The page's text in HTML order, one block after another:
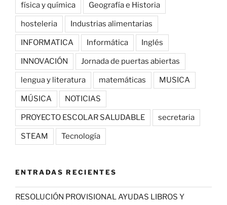
física y química Geografía e Historia
hosteleria Industrias alimentarias
INFORMATICA Informática Inglés
INNOVACIÓN Jornada de puertas abiertas
lengua y literatura matemáticas MUSICA
MÚSICA NOTICIAS
PROYECTO ESCOLAR SALUDABLE secretaria
STEAM Tecnología
ENTRADAS RECIENTES
RESOLUCIÓN PROVISIONAL AYUDAS LIBROS Y